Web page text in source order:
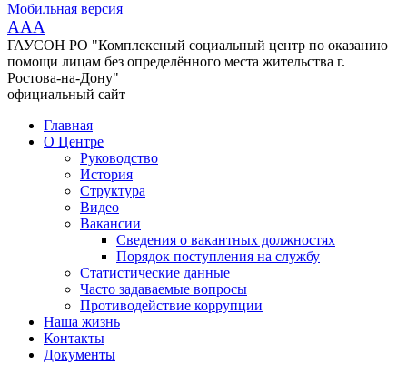
Мобильная версия
AAA
ГАУСОН РО "Комплексный социальный центр по оказанию
помощи лицам без определённого места жительства г.
Ростова-на-Дону"
официальный сайт
Главная
О Центре
Руководство
История
Структура
Видео
Вакансии
Сведения о вакантных должностях
Порядок поступления на службу
Статистические данные
Часто задаваемые вопросы
Противодействие коррупции
Наша жизнь
Контакты
Документы